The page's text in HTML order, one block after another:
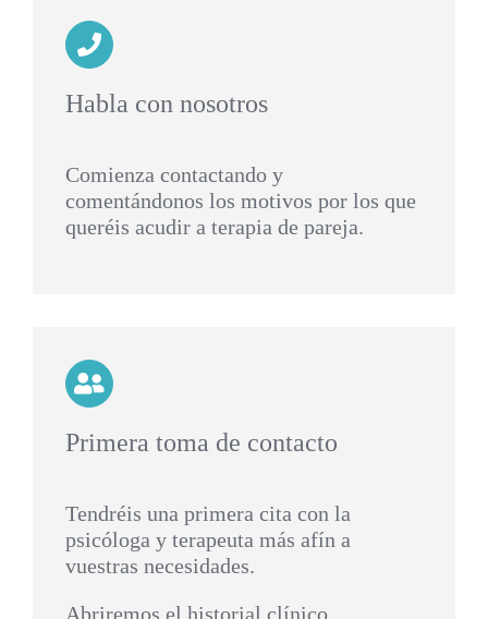
Habla con nosotros
Comienza contactando y
comentándonos los motivos por los que
queréis acudir a terapia de pareja.
Primera toma de contacto
Tendréis una primera cita con la
psicóloga y terapeuta más afín a
vuestras necesidades.
Abriremos el historial clínico,